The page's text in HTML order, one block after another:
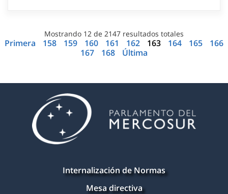
Mostrando 12 de 2147 resultados totales
Primera 158 159 160 161 162 163 164 165
166
167
168 Última
Internalización de Normas
Mesa directiva